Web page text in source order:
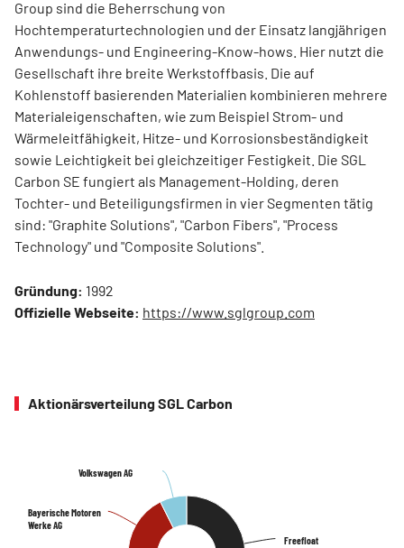
Group sind die Beherrschung von
Hochtemperaturtechnologien und der Einsatz langjährigen
Anwendungs- und Engineering-Know-hows. Hier nutzt die
Gesellschaft ihre breite Werkstoffbasis. Die auf
Kohlenstoff basierenden Materialien kombinieren mehrere
Materialeigenschaften, wie zum Beispiel Strom- und
Wärmeleitfähigkeit, Hitze- und Korrosionsbeständigkeit
sowie Leichtigkeit bei gleichzeitiger Festigkeit. Die SGL
Carbon SE fungiert als Management-Holding, deren
Tochter- und Beteiligungsfirmen in vier Segmenten tätig
sind: "Graphite Solutions", "Carbon Fibers", "Process
Technology" und "Composite Solutions".
Gründung: 1992
Offizielle Webseite: https://www.sglgroup.com
Aktionärsverteilung SGL Carbon
Freefloat
Freefloat
Bayerische Motoren
Werke AG
Bayerische Motoren
Werke AG
Volkswagen AG
Volkswagen AG